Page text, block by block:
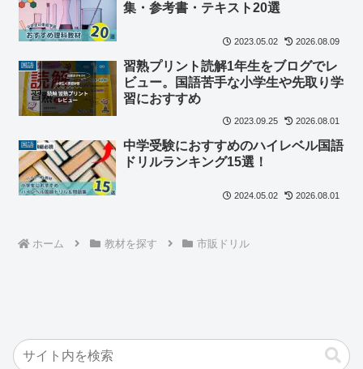
集・参考書・テキスト20選
2023.05.02 2026.08.09
国語
習熟プリント読解1年生をブログでレ
ビュー。国語苦手な小学生や先取り学
習におすすめ
2023.09.25 2026.08.01
国語
中学受験におすすめのハイレベル国語
ドリルランキング15選！
2024.05.02 2026.08.01
ホーム 教材を探す 市販ドリル